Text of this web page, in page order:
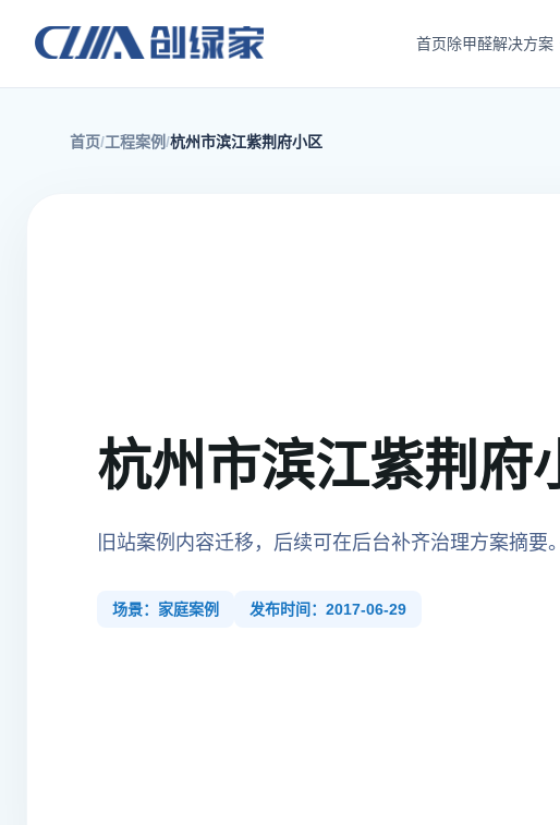
首页除甲醛解决方案
首页 工程案例 杭州市滨江紫荆府小区
杭州市滨江紫荆府
旧站案例内容迁移，后续可在后台补齐治理方案摘要。
场景：家庭案例 发布时间：2017-06-29